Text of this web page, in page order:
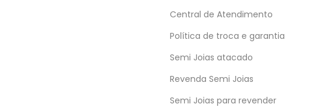
Central de Atendimento
Política de troca e garantia
Semi Joias atacado
Revenda Semi Joias
Semi Joias para revender